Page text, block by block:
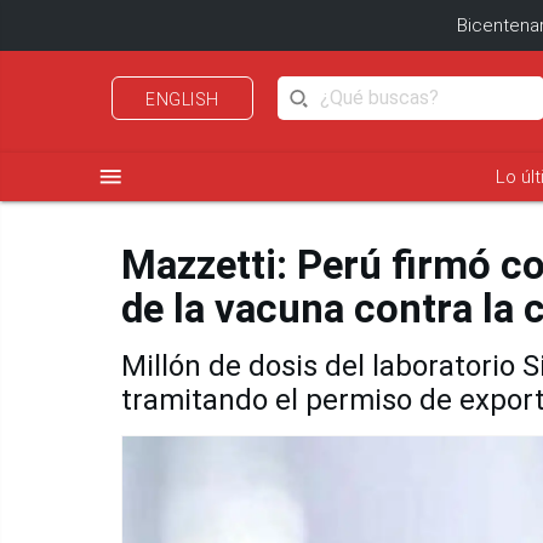
ENGLISH
menu Lo
Mazzetti: Perú firmó
de la vacuna contra la
Millón de dosis del laboratorio
tramitando el permiso de